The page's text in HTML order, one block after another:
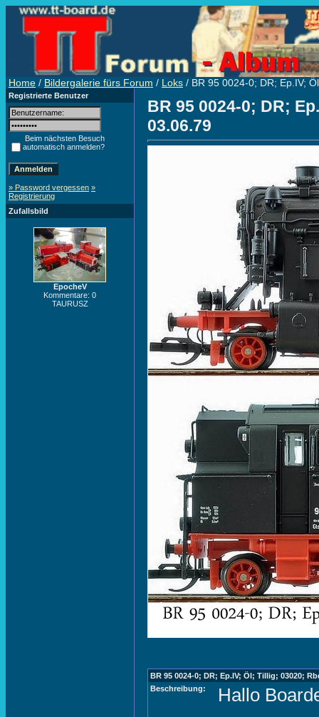
Home / Bildergalerie fürs Forum / Loks / BR 95 0024-0; DR; Ep.IV;
Registrierte Benutzer
Beim nächsten Besuch
automatisch anmelden?
» Password vergessen »
Registrierung
Zufallsbild
EpocheV
Kommentare: 0
TAURUSZ
BR 95 0024-0; DR;
03.06.79
BR 95 0024-0; DR; Ep.IV; Öl; Tillig; 03020;
Beschreibung:
Hallo